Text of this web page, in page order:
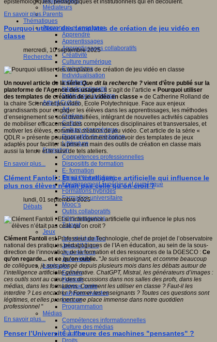
Médiateurs
Parents
Thématiques
Apprendre et enseigner
Apprendre
Apprentissages
Apprentissages collaboratifs
Créativité
Culture numérique
Evaluations
Individualisation
Initiatives
Interdisciplinarité
Outils pour la classe
Arts et Culture
Art
Cinéma
Culture
Culture et numérique
Dispositifs de médiation
Littérature
Formation
Compétences professionnelles
Dispositifs de formation
E- formation
Enjeux et évolutions
Enseignement supérieur et numérique
Formations hybrides
Formation universitaire
Mooc’s
Outils collaboratifs
Sites ressources
Tutorat
Jeux
Jeu et éducation
Jeux 4/12 ans
Jeux sérieux
Jeux vidéo
Langages
Ecriture
Humour
Langue orale
Langues vivantes
Lecture
Programmation
Médias
Compétences informationnelles
Culture des médias
Curation
Droits
épistémologiques, pédagogiques et institutionnels qui en découlent.
En savoir plus...
Pourquoi utiliser des templates de création de jeu vidéo en
classe
mercredi, 10 septembre 2025
Recherche
Un nouvel article de la sérieQue dit la recherche ? vient d’être publié sur la
plateforme de l’Agence des usages.Il s’agit de l’article « Pourquoi utiliser
des templates de création de jeu vidéo en classe » de Catherine Rolland de
la chaire Science et jeu vidéo, Ecole Polytechnique. Face aux enjeux
grandissants pour engager les élèves dans les apprentissages, les méthodes
d’enseignement se sont diversifiées, intégrant de nouvelles activités capables
de mobiliser efficacement des compétences disciplinaires et transversales, et
motiver les élèves, comme la création de jeu vidéo. Cet article de la série «
QDLR » présente pourquoi et comment concevoir des templates de jeux
adaptés pour faciliter la prise en main des outils de création en classe mais
aussi la tenue et le suivi de tels ateliers.
En savoir plus...
Clément Fantoli : Et si l’intelligence artificielle qui influence le
plus nos élèves n’était pas celle qu’on croit ?
lundi, 01 septembre 2025
Débats
Clément Fantoli est Professeur de Technologie, chef de projet de l’observatoire
national des pratiques pédagogiques de l’IA en éducation, au sein de la sous-
direction de l’innovation, de la formation et des ressources de la DGESCO : Ce
qu’on regarde... et ce qu’on oublie. "Je suis enseignant, et comme beaucoup
de collègues, je suis plongé depuis plusieurs mois dans les débats autour de
l’intelligence artificielle générative. ChatGPT, Mistral, les générateurs d’images :
ces outils sont au cœur des discussions dans nos salles des profs, dans les
médias, dans les formations. Comment les utiliser en classe ? Faut-il les
interdire ? Les encadrer ? Former les enseignants ? Toutes ces questions sont
légitimes, et elles prennent une place immense dans notre quotidien
professionnel "
En savoir plus...
Penser l’Université à l’heure des machines "pensantes" ?